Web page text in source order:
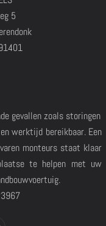
5
gevallen zoals storingen
werktijd bereikbaar. Een
monteurs staat klaar
te helpen met uw